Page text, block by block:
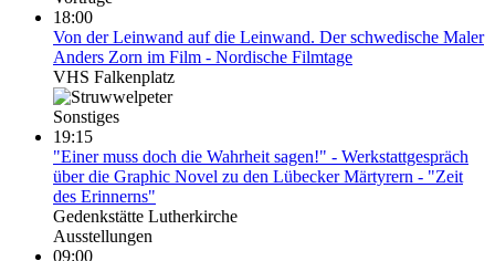
18:00
Von der Leinwand auf die Leinwand. Der schwedische Maler
Anders Zorn im Film - Nordische Filmtage
VHS Falkenplatz
Sonstiges
19:15
"Einer muss doch die Wahrheit sagen!" - Werkstattgespräch
über die Graphic Novel zu den Lübecker Märtyrern - "Zeit
des Erinnerns"
Gedenkstätte Lutherkirche
Ausstellungen
09:00